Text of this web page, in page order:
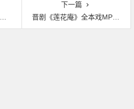
下一篇
晋剧《莲花庵》全本戏MP3下载